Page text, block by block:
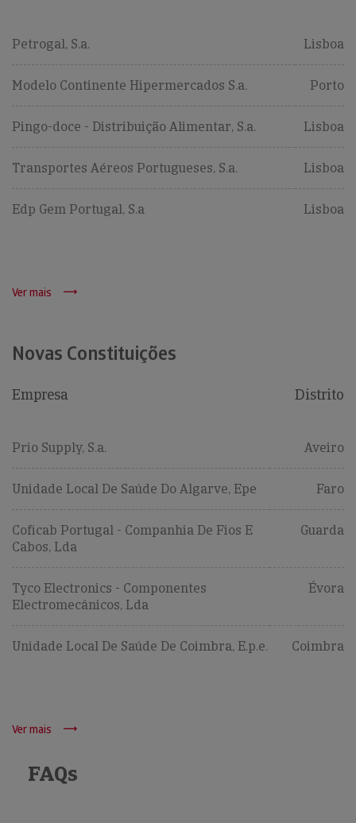
Petrogal, S.a. Lisboa
Modelo Continente Hipermercados S.a. Porto
Pingo-doce - Distribuição Alimentar, S.a. Lisboa
Transportes Aéreos Portugueses, S.a. Lisboa
Edp Gem Portugal, S.a Lisboa
Ver mais
Novas Constituições
Empresa Distrito
Prio Supply, S.a. Aveiro
Unidade Local De Saúde Do Algarve, Epe Faro
Coficab Portugal - Companhia De Fios E
Cabos, Lda
Guarda
Tyco Electronics - Componentes
Electromecânicos, Lda
Évora
Unidade Local De Saúde De Coimbra, E.p.e. Coimbra
Ver mais
FAQs